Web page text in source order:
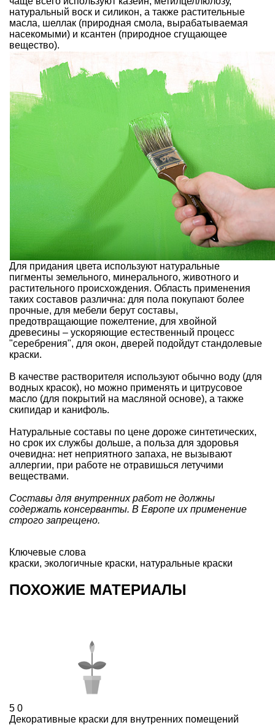
натуральный воск и силикон, а также растительные
масла, шеллак (природная смола, вырабатываемая
насекомыми) и ксантен (природное сгущающее
вещество).
Для придания цвета используют натуральные
пигменты земельного, минерального, животного и
растительного происхождения. Область применения
таких составов различна: для пола покупают более
прочные, для мебели берут составы,
предотвращающие пожелтение, для хвойной
древесины – ускоряющие естественный процесс
"серебрения", для окон, дверей подойдут стандолевые
краски.
В качестве растворителя используют обычно воду (для
водных красок), но можно применять и цитрусовое
масло (для покрытий на масляной основе), а также
скипидар и канифоль.
Натуральные составы по цене дороже синтетических,
но срок их службы дольше, а польза для здоровья
очевидна: нет неприятного запаха, не вызывают
аллергии, при работе не отравишься летучими
веществами.
Составы для внутренних работ не должны
содержать консерванты. В Европе их применение
строго запрещено.
Ключевые слова
краски, экологичные краски, натуральные краски
ПОХОЖИЕ МАТЕРИАЛЫ
5 0
Декоративные краски для внутренних помещений